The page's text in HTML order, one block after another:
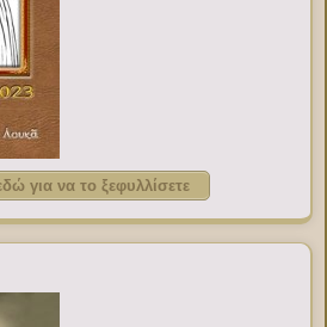
για να το ξεφυλλίσετε